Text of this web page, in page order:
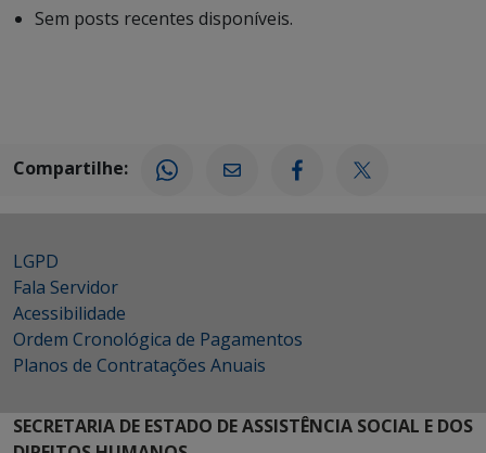
Sem posts recentes disponíveis.
Compartilhe:
LGPD
Fala Servidor
Acessibilidade
Ordem Cronológica de Pagamentos
Planos de Contratações Anuais
SECRETARIA DE ESTADO DE ASSISTÊNCIA SOCIAL E DOS